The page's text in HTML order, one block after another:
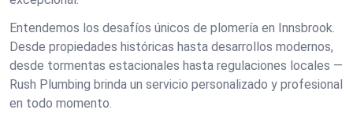
Entendemos los desafíos únicos de plomería en Innsbrook.
Desde propiedades históricas hasta desarrollos modernos,
desde tormentas estacionales hasta regulaciones locales —
Rush Plumbing brinda un servicio personalizado y profesional
en todo momento.